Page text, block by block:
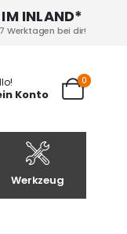
IM INLAND*
Werktagen bei dir!
Konto
0
Werkzeug